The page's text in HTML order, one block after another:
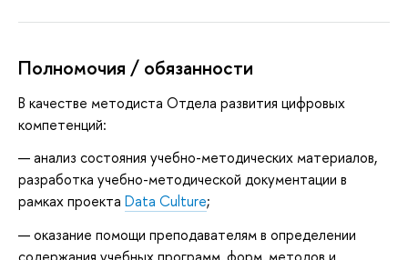
Полномочия / обязанности
В качестве методиста Отдела развития цифровых
компетенций:
— анализ состояния учебно-методических материалов,
разработка учебно-методической документации в
рамках проекта Data Culture;
— оказание помощи преподавателям в определении